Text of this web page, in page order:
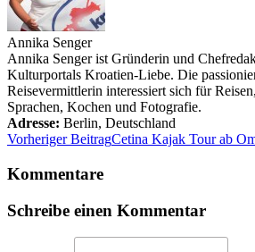
Annika Senger
Annika Senger ist Gründerin und
Kulturportals Kroatien-Liebe. Die
Reisevermittlerin interessiert sich für
Sprachen, Kochen und Fotografie.
Adresse: Berlin, Deutschland
Vorheriger BeitragCetina Kajak Tour ab
Kommentare
Schreibe einen Kommentar